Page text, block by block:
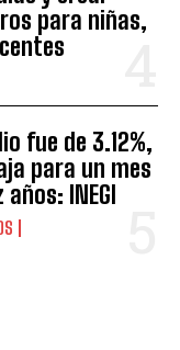
para niñas,
fue de 3.12%,
para un mes
INEGI